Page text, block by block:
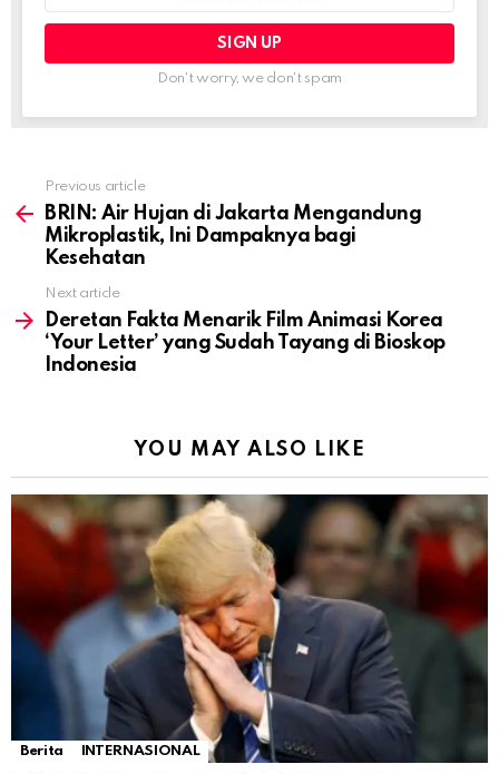
Don't worry, we don't spam
more
Previous article
BRIN: Air Hujan di Jakarta Mengandung
Mikroplastik, Ini Dampaknya bagi
Kesehatan
Next article
Deretan Fakta Menarik Film Animasi Korea
‘Your Letter’ yang Sudah Tayang di Bioskop
Indonesia
YOU MAY ALSO LIKE
Berita INTERNASIONAL